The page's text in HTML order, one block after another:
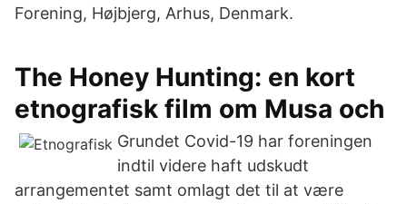
Forening, Højbjerg, Arhus, Denmark.
The Honey Hunting: en kort
etnografisk film om Musa och
Grundet Covid-19 har foreningen
indtil videre haft udskudt
arrangementet samt omlagt det til at være